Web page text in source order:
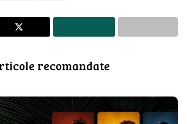
recomandate